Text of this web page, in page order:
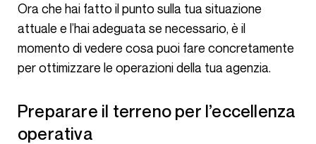
Ora che hai fatto il punto sulla tua situazione
attuale e l’hai adeguata se necessario, è il
momento di vedere cosa puoi fare concretamente
per ottimizzare le operazioni della tua agenzia.
Preparare il terreno per l’eccellenza
operativa